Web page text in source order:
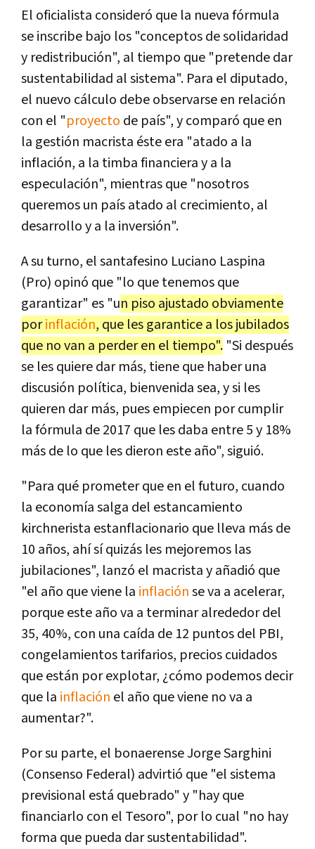
El oficialista consideró que la nueva fórmula
se inscribe bajo los "conceptos de solidaridad
y redistribución", al tiempo que "pretende dar
sustentabilidad al sistema". Para el diputado,
el nuevo cálculo debe observarse en relación
con el "proyecto de país", y comparó que en
la gestión macrista éste era "atado a la
inflación, a la timba financiera y a la
especulación", mientras que "nosotros
queremos un país atado al crecimiento, al
desarrollo y a la inversión".
A su turno, el santafesino Luciano Laspina
(Pro) opinó que "lo que tenemos que
garantizar" es "un piso ajustado obviamente
porinflación, que les garantice a los jubilados
que no van a perder en el tiempo". "Si después
se les quiere dar más, tiene que haber una
discusión política, bienvenida sea, y si les
quieren dar más, pues empiecen por cumplir
la fórmula de 2017 que les daba entre 5 y 18%
más de lo que les dieron este año", siguió.
"Para qué prometer que en el futuro, cuando
la economía salga del estancamiento
kirchnerista estanflacionario que lleva más de
10 años, ahí sí quizás les mejoremos las
jubilaciones", lanzó el macrista y añadió que
"el año que viene la inflaciónse va a acelerar,
porque este año va a terminar alrededor del
35, 40%, con una caída de 12 puntos del PBI,
congelamientos tarifarios, precios cuidados
que están por explotar, ¿cómo podemos decir
que la inflación el año que viene no va a
aumentar?".
Por su parte, el bonaerense Jorge Sarghini
(Consenso Federal) advirtió que "el sistema
previsional está quebrado" y "hay que
financiarlo con el Tesoro", por lo cual "no hay
forma que pueda dar sustentabilidad".